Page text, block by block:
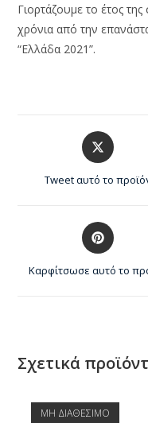
Γιορτάζουμε το έτος
χρόνια από την
“Ελλάδα 2021”.
Tweet αυτό το
Καρφίτσωσε αυτό το
Σχετικά
ΜΗ ΔΙΑΘΕΣΙΜΟ